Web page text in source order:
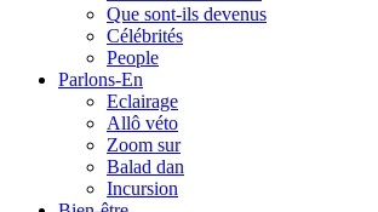
Que sont-ils devenus
Célébrités
People
Parlons-En
Eclairage
Allô véto
Zoom sur
Balad dan
Incursion